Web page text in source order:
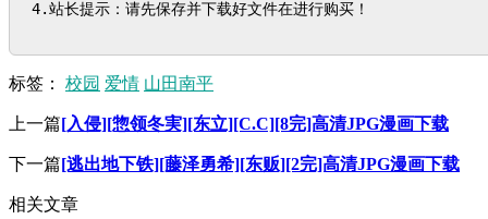
4.站长提示：请先保存并下载好文件在进行购买！
标签： 校园 爱情 山田南平
上一篇[入侵][惣领冬実][东立][C.C][8完]高清JPG漫画下载
下一篇[逃出地下铁][藤泽勇希][东贩][2完]高清JPG漫画下载
相关文章